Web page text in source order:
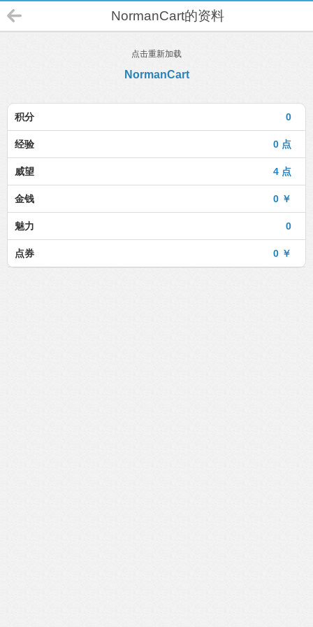
NormanCart的资料
点击重新加载
NormanCart
0
积分
0 点
经验
4 点
威望
0 ￥
金钱
0
魅力
0 ￥
点券